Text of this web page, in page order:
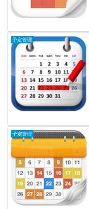
予定管理
予定管理